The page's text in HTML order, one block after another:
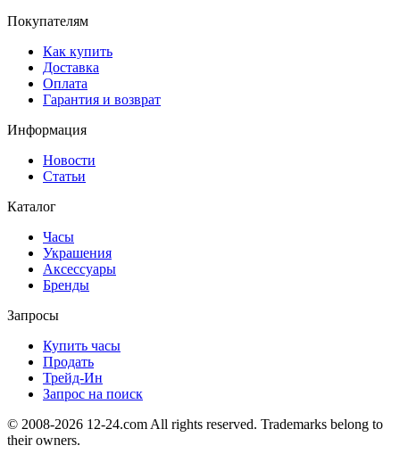
Покупателям
Как купить
Доставка
Оплата
Гарантия и возврат
Информация
Новости
Статьи
Каталог
Часы
Украшения
Аксессуары
Бренды
Запросы
Купить часы
Продать
Трейд-Ин
Запрос на поиск
© 2008-2026 12-24.com All rights reserved. Trademarks belong to
their owners.